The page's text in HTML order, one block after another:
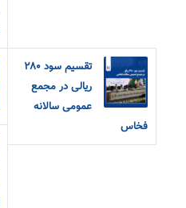
تقسیم سود ۲۸۰
ریالی در مجمع
عمومی سالانه
فخاس